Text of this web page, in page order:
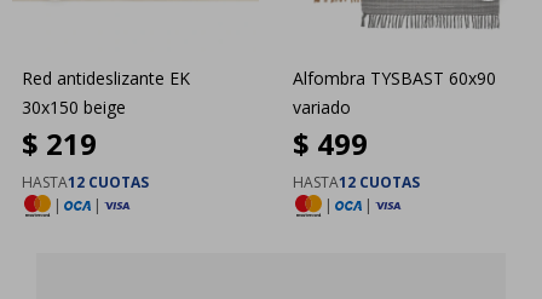
Red antideslizante EK
30x150 beige
$ 219
HASTA12 CUOTAS
|
|
Alfombra TYSBAST 60x90
variado
$ 499
HASTA12 CUOTAS
|
|